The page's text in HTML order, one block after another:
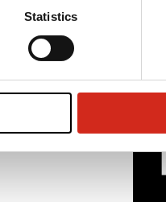
Statistics